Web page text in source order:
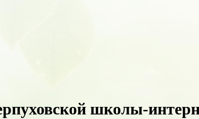
школы-